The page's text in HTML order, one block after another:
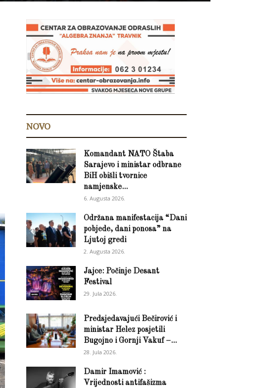
NOVO
Komandant NATO Štaba
Sarajevo i ministar odbrane
BiH obišli tvornice
namjenske...
6. Augusta 2026.
Održana manifestacija “Dani
pobjede, dani ponosa” na
Ljutoj gredi
2. Augusta 2026.
Jajce: Počinje Desant
Festival
29. Jula 2026.
Predsjedavajući Bečirović i
ministar Helez posjetili
Bugojno i Gornji Vakuf –...
28. Jula 2026.
Damir Imamović :
Vrijednosti antifašizma